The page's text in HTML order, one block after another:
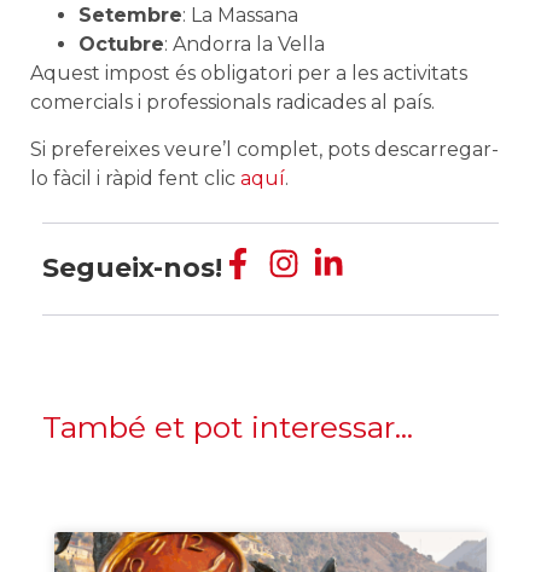
Setembre: La Massana
Octubre: Andorra la Vella
Aquest impost és obligatori per a les activitats
comercials i professionals radicades al país.
Si prefereixes veure’l complet, pots descarregar-
lo fàcil i ràpid fent clic aquí.
Segueix-nos!
També et pot interessar...